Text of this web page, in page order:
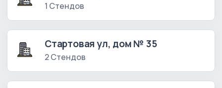
1 Стендов
Стартовая ул, дом № 35
2 Стендов